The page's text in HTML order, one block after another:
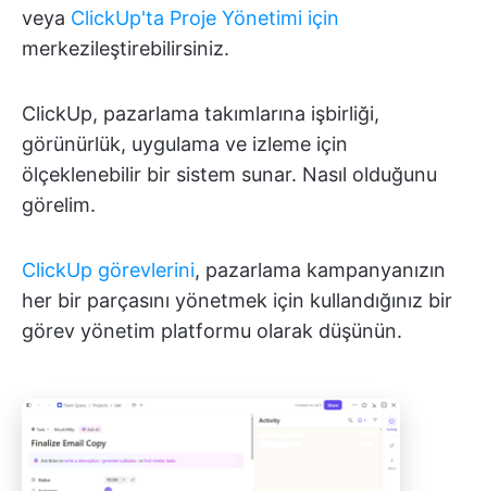
veya ClickUp'ta Proje Yönetimi için
merkezileştirebilirsiniz.
ClickUp, pazarlama takımlarına işbirliği,
görünürlük, uygulama ve izleme için
ölçeklenebilir bir sistem sunar. Nasıl olduğunu
görelim.
ClickUp görevlerini, pazarlama kampanyanızın
her bir parçasını yönetmek için kullandığınız bir
görev yönetim platformu olarak düşünün.